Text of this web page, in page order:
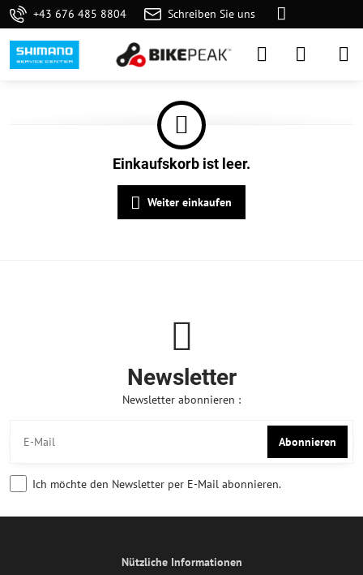
+43 676 485 8804 Schreiben Sie uns
Einkaufskorb ist leer.
Weiter einkaufen
Newsletter
Newsletter abonnieren :
Abonnieren
Ich möchte den Newsletter per E-Mail abonnieren.
Nützliche Informationen